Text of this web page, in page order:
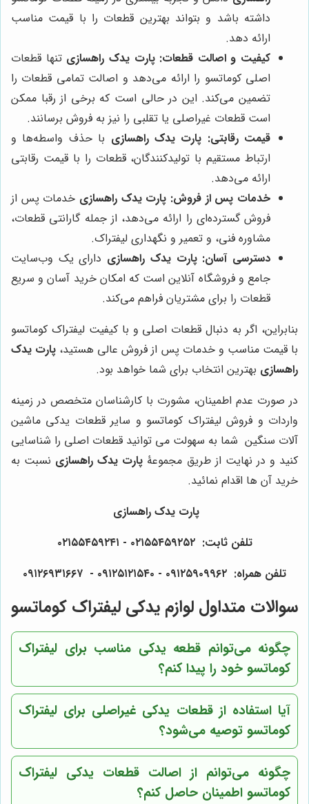
داشته باشد و بتواند بهترین قطعات را با قیمت مناسب
ارائه دهد.
کیفیت و اصالت قطعات: پارت یدک راهسازی تنها قطعات
اصلی کوماتسو را ارائه می‌دهد و اصالت تمامی قطعات را
تضمین می‌کند. این در حالی است که برخی از رقبا ممکن
است قطعات غیراصلی یا تقلبی را نیز به فروش برسانند.
قیمت رقابتی: پارت یدک راهسازی با حذف واسطه‌ها و
ارتباط مستقیم با تولیدکنندگان، قطعات را با قیمت رقابتی
ارائه می‌دهد.
خدمات پس از فروش: پارت یدک راهسازی خدمات پس از
فروش گسترده‌ای را ارائه می‌دهد، از جمله گارانتی قطعات،
مشاوره فنی، و تعمیر و نگهداری لیفتراک.
دسترسی آسان: پارت یدک راهسازی دارای یک وب‌سایت
جامع و فروشگاه آنلاین است که امکان خرید آسان و سریع
قطعات را برای مشتریان فراهم می‌کند.
بنابراین، اگر به دنبال قطعات اصلی و با کیفیت لیفتراک کوماتسو
با قیمت مناسب و خدمات پس از فروش عالی هستید، پارت یدک
راهسازی بهترین انتخاب برای شما خواهد بود.
در صورت عدم اطمینان، مشورت با کارشناسان متخصص در زمینه
واردات و فروش لیفتراک کوماتسو و سایر قطعات یدکی ماشین
آلات سنگین شما به سهولت می توانید قطعات اصلی را شناسایی
کنید و در نهایت از طریق مجموعۀ پارت یدک راهسازی نسبت به
خرید آن ها اقدام نمائید.
پارت یدک راهسازی
تلفن ثابت: ۰۲۱۵۵۴۵۹۲۵۲ - ۰۲۱۵۵۴۵۹۲۴۱
تلفن همراه: ۰۹۱۲۵۹۰۹۹۶۲ - ۰۹۱۲۵۱۲۱۵۴۰‌‌‌ - ۰۹۱۲۶۹۳۱۶۶۷
سوالات متداول لوازم یدکی لیفتراک کوماتسو
چگونه می‌توانم قطعه یدکی مناسب برای لیفتراک
کوماتسو خود را پیدا کنم؟
آیا استفاده از قطعات یدکی غیراصلی برای لیفتراک
کوماتسو توصیه می‌شود؟
چگونه می‌توانم از اصالت قطعات یدکی لیفتراک
کوماتسو اطمینان حاصل کنم؟